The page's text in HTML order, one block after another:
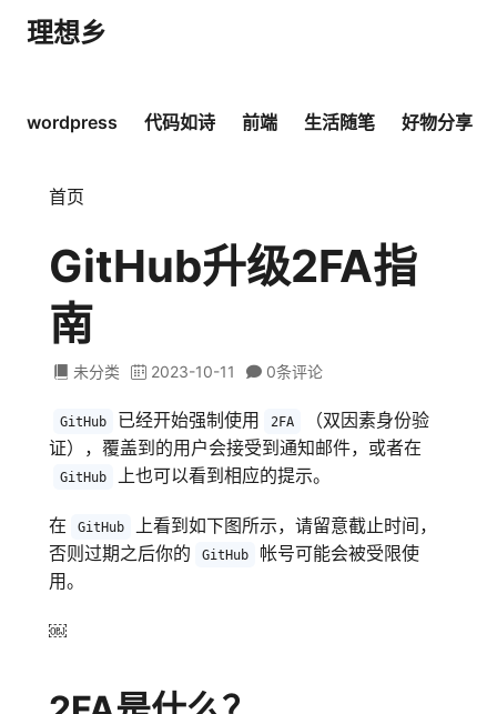
理想乡
跳至内容
wordpress 代码如诗 前端 生活随笔 好物分享
首页
GitHub升级2FA指
南
未分类 2023-10-11 0条评论
GitHub 已经开始强制使用 2FA
（双因素身份验
证），覆盖到的用户会接受到通知邮件，或者在
GitHub 上也可以看到相应的提示。
在 GitHub
上看到如下图所示，请留意截止时间，
否则过期之后你的
GitHub
帐号可能会被受限使
用。
￼